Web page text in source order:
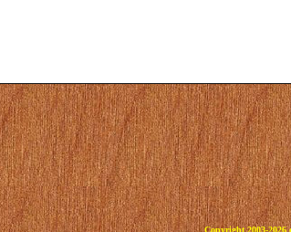
Copyright 2003-2026